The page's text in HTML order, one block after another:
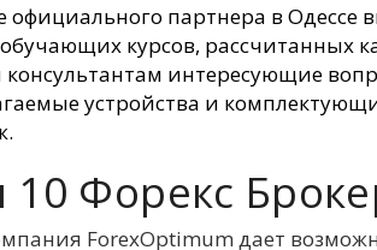
официального партнера в
курсов, рассчитанных
интересующие
устройства и
10 Форекс
ForexOptimum дает